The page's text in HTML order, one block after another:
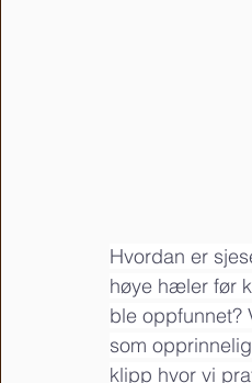
Hvordan er
høye hæler før
ble oppfunnet?
som
klipp hvor vi